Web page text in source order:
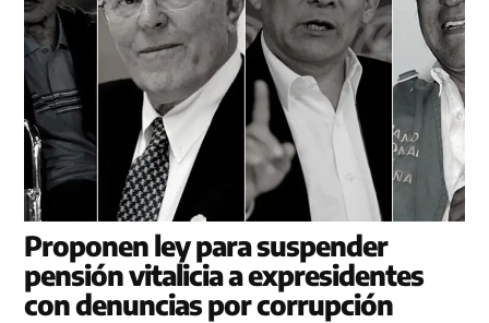
Proponen ley para suspender
pensión vitalicia a expresidentes
con denuncias por corrupción